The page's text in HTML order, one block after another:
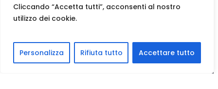
Cliccando “Accetta tutti”, acconsenti al nostro
utilizzo dei cookie.
Personalizza Rifiuta tutto Accettare tutto